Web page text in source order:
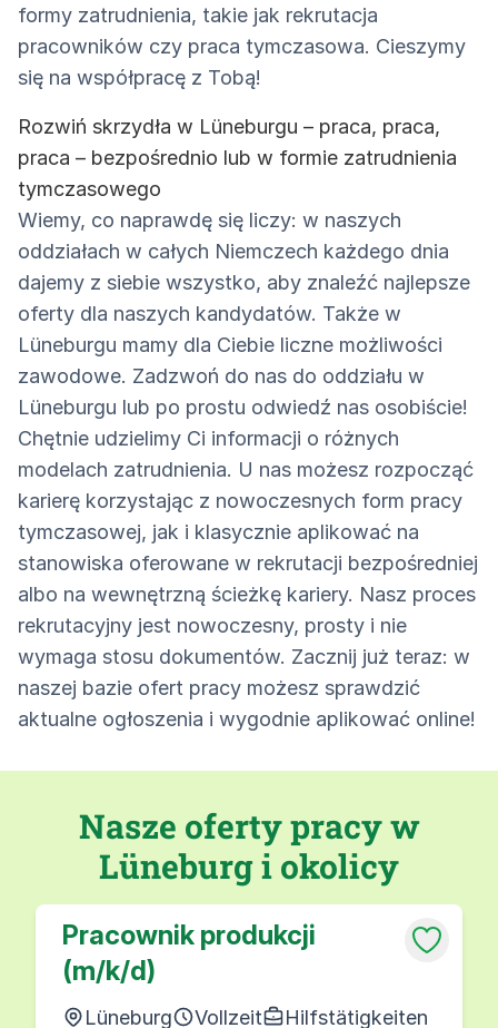
formy zatrudnienia, takie jak rekrutacja
pracowników czy praca tymczasowa. Cieszymy
się na współpracę z Tobą!
Rozwiń skrzydła w Lüneburgu – praca, praca,
praca – bezpośrednio lub w formie zatrudnienia
tymczasowego
Wiemy, co naprawdę się liczy: w naszych
oddziałach w całych Niemczech każdego dnia
dajemy z siebie wszystko, aby znaleźć najlepsze
oferty dla naszych kandydatów. Także w
Lüneburgu mamy dla Ciebie liczne możliwości
zawodowe. Zadzwoń do nas do oddziału w
Lüneburgu lub po prostu odwiedź nas osobiście!
Chętnie udzielimy Ci informacji o różnych
modelach zatrudnienia. U nas możesz rozpocząć
karierę korzystając z nowoczesnych form pracy
tymczasowej, jak i klasycznie aplikować na
stanowiska oferowane w rekrutacji bezpośredniej
albo na wewnętrzną ścieżkę kariery. Nasz proces
rekrutacyjny jest nowoczesny, prosty i nie
wymaga stosu dokumentów. Zacznij już teraz: w
naszej bazie ofert pracy możesz sprawdzić
aktualne ogłoszenia i wygodnie aplikować online!
Nasze oferty pracy w
Lüneburg i okolicy
Pracownik produkcji
(m/k/d)
Lüneburg Vollzeit Hilfstätigkeiten